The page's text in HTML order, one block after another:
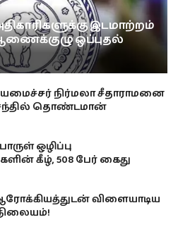
இடமாற்றம்
ஒப்புதல்
நிர்மலா சீதாராமனை
தொண்டமான்
ஒழிப்பு
கீழ், 508 பேர் கைது
விளையாடிய